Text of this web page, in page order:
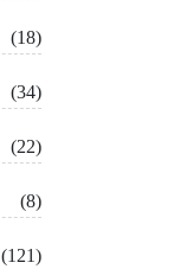
(18)
(34)
(22)
(8)
(121)